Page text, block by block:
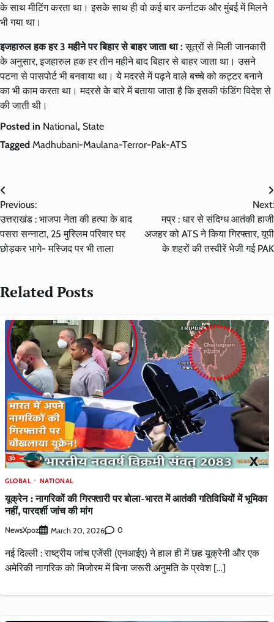
के साथ मीटिंग करता था। इसके साथ ही वो कई बार कर्नाटक और मुंबई में मिलने
भी गया था।
इजहारुल हक हर 3 महीने पर बिहार से बाहर जाता था :सूत्रों से मिली जानकारी
के अनुसार, इजहारुल हक हर तीन महीने बाद बिहार से बाहर जाता था। उसने
पटना से पासपोर्ट भी बनवाया था। ये मदरसे में पढ़ने वाले बच्चे को कट्टर बनाने
का भी काम करता था। मदरसे के बारे में बताया जाता है कि इसकी फंडिंग विदेश से
की जाती थी।
Posted in National, State
Tagged Madhubani-Maulana-Terror-Pak-ATS
Post
navigation
Previous:
उत्तराखंड : भाजपा नेता की हत्या के बाद
पसरा सन्नाटा, 25 मुस्लिम परिवार घर
छोड़कर भागे- मस्जिद पर भी ताला
Next:
मप्र : धार से संदिग्ध आतंकी हाजी
अजहर को ATS ने किया गिरफ्तार, यूपी
के शहरों की तस्वीरें भेजी गई PAK
Related Posts
GLOBAL NATIONAL
यूक्रेन : नागरिकों की गिरफ्तारी पर बोला-भारत में आतंकी गतिविधियों में भूमिका
नहीं, पारदर्शी जांच की मांग
NewsXpoz March 20, 2026 0
नई दिल्ली : राष्ट्रीय जांच एजेंसी (एनआईए) ने हाल ही में छह यूक्रेनी और एक
अमेरिकी नागरिक को मिजोरम में बिना जरूरी अनुमति के प्रवेश […]